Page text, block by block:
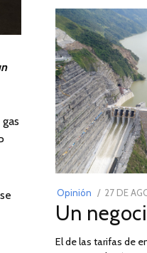
Opinión
POSTED
ON
27 DE
Un
El de las tarifas de